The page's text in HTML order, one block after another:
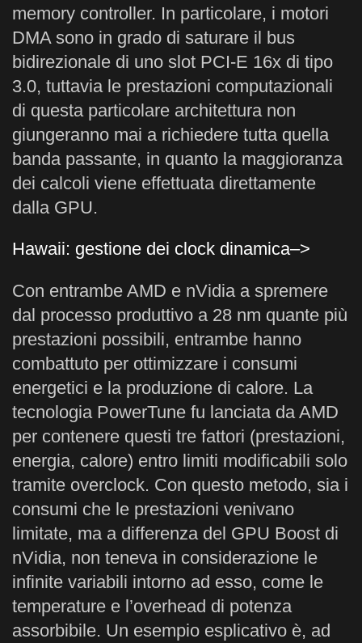
memory controller. In particolare, i motori
DMA sono in grado di saturare il bus
bidirezionale di uno slot PCI-E 16x di tipo
3.0, tuttavia le prestazioni computazionali
di questa particolare architettura non
giungeranno mai a richiedere tutta quella
banda passante, in quanto la maggioranza
dei calcoli viene effettuata direttamente
dalla GPU.
Hawaii: gestione dei clock dinamica–>
Con entrambe AMD e nVidia a spremere
dal processo produttivo a 28 nm quante più
prestazioni possibili, entrambe hanno
combattuto per ottimizzare i consumi
energetici e la produzione di calore. La
tecnologia PowerTune fu lanciata da AMD
per contenere questi tre fattori (prestazioni,
energia, calore) entro limiti modificabili solo
tramite overclock. Con questo metodo, sia i
consumi che le prestazioni venivano
limitate, ma a differenza del GPU Boost di
nVidia, non teneva in considerazione le
infinite variabili intorno ad esso, come le
temperature e l’overhead di potenza
assorbibile. Un esempio esplicativo è, ad